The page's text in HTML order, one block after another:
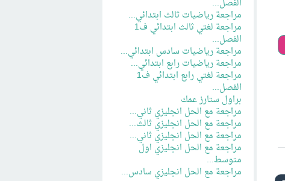
مراجعة رياضيات ثالث ابتدائي...
مراجعة لغتي ثالث ابتدائي ف1
الفصل...
مراجعة رياضيات سادس ابتدائي...
مراجعة رياضيات رابع ابتدائي...
مراجعة لغتي رابع ابتدائي ف1
الفصل...
براول ستارز عمك
مراجعة مع الحل انجليزي ثاني...
مراجعة مع الحل انجليزي ثالث...
مراجعة مع الحل انجليزي ثاني...
مراجعة مع الحل انجليزي اول
متوسط...
مراجعة مع الحل انجليزي سادس...